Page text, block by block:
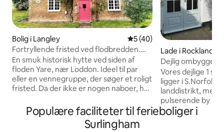
Bolig i Langley 5 ud af 5 i gennemsnitlig
5 (40)
Fortryllende fristed ved flodbredden.
Norfolk Broads-havnen
En smuk historisk hytte ved siden af
floden Yare, nær Loddon. Ideel til par
eller en vennegruppe, der søger et roligt
fristed. Da der ikke er nogen naboer, har
Fra private fortøjningspladser kan du
nyde udsigten over det rige fugleliv,
dyrelivet og den stadigt skiftende flod.
Lade i Rockland
Dejlig ombygget
Vores dejlige 1
ligger i S.Norfolk
landdistrikt, men
pulserende by
cyklister, et
vandrere og kun
Populære faciliteter til ferieboliger i
Surlingham